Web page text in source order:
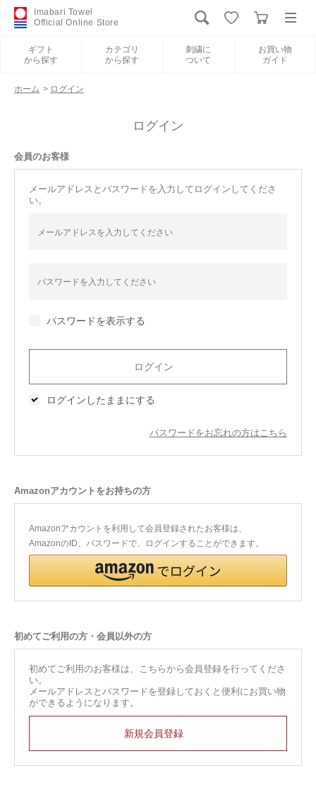
Imabari Towel
Official Online Store
ギフト
から探す
カテゴリ
から探す
刺繍に
ついて
お買い物
ガイド
新規会員登録
カテゴリから探す
刺繍について
今治タオルについて
会員サービス
規約
お問い合わせ
ホーム > ログイン
ログイン
会員のお客様
メールアドレスとパスワードを入力してログインしてくださ
い。
パスワードを表示する
ログインしたままにする
パスワードをお忘れの方はこちら
Amazonアカウントをお持ちの方
Amazonアカウントを利用して会員登録されたお客様は、
AmazonのID、パスワードで、ログインすることができます。
初めてご利用の方・会員以外の方
初めてご利用のお客様は、こちらから会員登録を行ってくださ
い。
メールアドレスとパスワードを登録しておくと便利にお買い物
ができるようになります。